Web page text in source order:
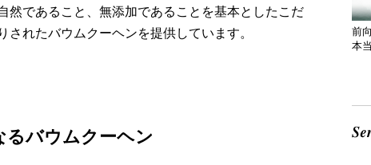
然であること、無添加であることを基本としたこだ
れたバウムクーヘンを提供しています。
るバウムクーヘン
前
本